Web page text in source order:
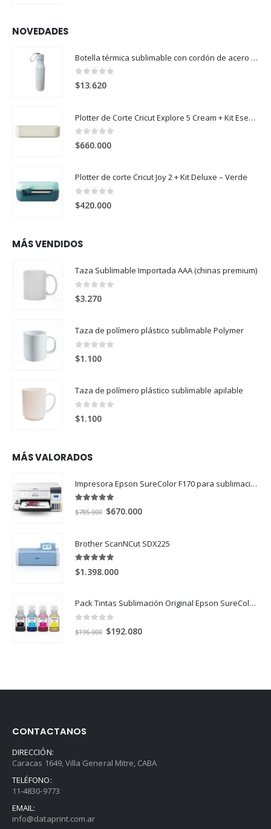
NOVEDADES
Botella térmica sublimable con cordón de acero 304 500ml
0 out of 5
$13.620
Plotter de Corte Cricut Explore 5 Cream + Kit Esencial
0 out of 5
$660.000
Plotter de corte Cricut Joy 2 + Kit Deluxe – Verde
0 out of 5
$420.000
MÁS VENDIDOS
Taza Sublimable Importada AAA (chinas premium)
0out of 5
$3.270
Taza de polímero plástico sublimable Polymer
0 out of 5
$1.100
Taza de polímero plástico sublimable apilable
0
$1.100
MÁS VALORADOS
Impresora Epson SureColor F170 para sublimación
out of 5
$785.000 El
era:
$785.000.
$670.000El
es:
Brother ScanNCut SDX225
5.00
$1.398.000
Pack Tintas Sublimación Original Epson SureColor F170 y F570 X 4 Colores
out of 5
$196.000 El
$192.080El
CONTACTANOS
DIRECCIÓN:
Caracas 1649, Villa General Mitre, CABA
TELÉFONO:
11-4830-9773
EMAIL:
info@dataprint.com.ar